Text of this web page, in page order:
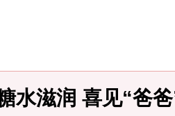
水滋润 喜见“爸